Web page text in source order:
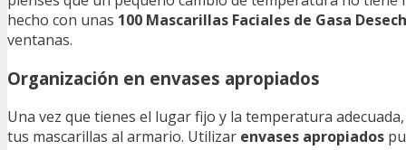
hecho con unas 100 Mascarillas Faciales de Gasa
ventanas.
Organización en envases apropiados
Una vez que tienes el lugar fijo y la temperatura
tus mascarillas al armario. Utilizar envases apropiados